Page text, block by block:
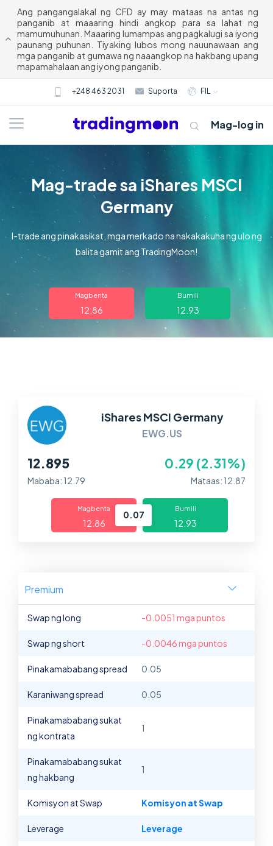
Ang pangangalakal ng CFD ay may mataas na antas ng
panganib at maaaring hindi angkop para sa lahat ng
mamumuhunan. Maaaring lumampas ang pagkalugi sa iyong
paunang puhunan. Tiyaking lubos mong nauunawaan ang
mga panganib at gumawa ng naaangkop na hakbang upang
mapamahalaan ang iyong panganib.
+248 463 2031 Suporta FIL
Tungkol sa amin
Trading
Mga Merkado
Mag-log in
Mag-trade sa iShares MSCI
Germany
I-trade ang pinakasikat, mga merkado na nakakakuha ng ulo ng
balita gamit ang TradingMoon!
Magbenta
12.86
Bumili
12.93
iShares MSCI Germany
EWG.US
12.895 0.29 (2.31%)
Mababa: 12.79 Mataas: 12.87
Magbenta
12.86
0.07
Bumili
12.93
Premium
Swap ng long -0.0051 mga puntos
Swap ng short -0.0046 mga puntos
Pinakamababang spread 0.05
Karaniwang spread 0.05
Pinakamababang sukat
ng kontrata
1
Pinakamababang sukat
ng hakbang
1
Komisyon at Swap Komisyon at Swap
Leverage Leverage